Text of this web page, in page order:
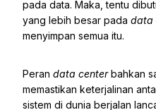
pada data. Maka, tentu
yang lebih besar pada data
menyimpan semua itu.
Peran data centerbahkan
memastikan keterjalinan
sistem di dunia berjalan